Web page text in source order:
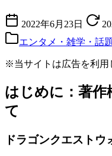
2022年6月23日
エンタメ・雑学・話題
※当サイトは広告を利用
はじめに：著作
て
ドラゴンクエスト